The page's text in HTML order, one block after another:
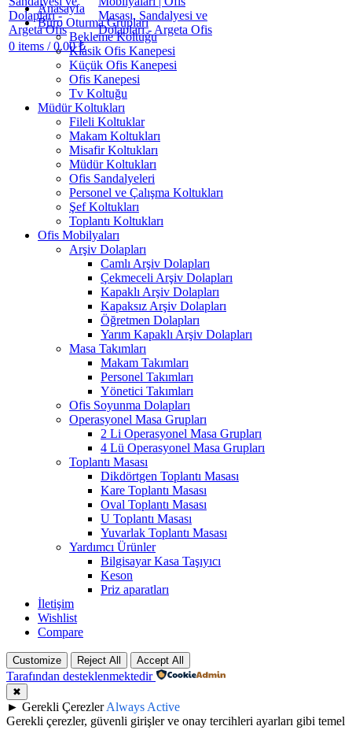
0 items / 0.00₺
Anasayfa
Büro Oturma Grupları
Bekleme Koltuğu
Klasik Ofis Kanepesi
Küçük Ofis Kanepesi
Ofis Kanepesi
Tv Koltuğu
Müdür Koltukları
Fileli Koltuklar
Makam Koltukları
Misafir Koltukları
Müdür Koltukları
Ofis Sandalyeleri
Personel ve Çalışma Koltukları
Şef Koltukları
Toplantı Koltukları
Ofis Mobilyaları
Arşiv Dolapları
Camlı Arşiv Dolapları
Çekmeceli Arşiv Dolapları
Kapaklı Arşiv Dolapları
Kapaksız Arşiv Dolapları
Öğretmen Dolapları
Yarım Kapaklı Arşiv Dolapları
Masa Takımları
Makam Takımları
Personel Takımları
Yönetici Takımları
Ofis Soyunma Dolapları
Operasyonel Masa Grupları
2 Li Operasyonel Masa Grupları
4 Lü Operasyonel Masa Grupları
Toplantı Masası
Dikdörtgen Toplantı Masası
Kare Toplantı Masası
Oval Toplantı Masası
U Toplantı Masası
Yuvarlak Toplantı Masası
Yardımcı Ürünler
Bilgisayar Kasa Taşıyıcı
Keson
Priz aparatları
İletişim
Wishlist
Compare
Customize Reject All Accept All
Tarafından desteklenmektedir
✖
► Gerekli Çerezler Always Active
Gerekli çerezler, güvenli girişler ve onay tercihleri ayarları gibi temel